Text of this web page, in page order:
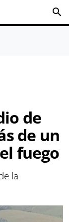
search
de
de un
fuego
la